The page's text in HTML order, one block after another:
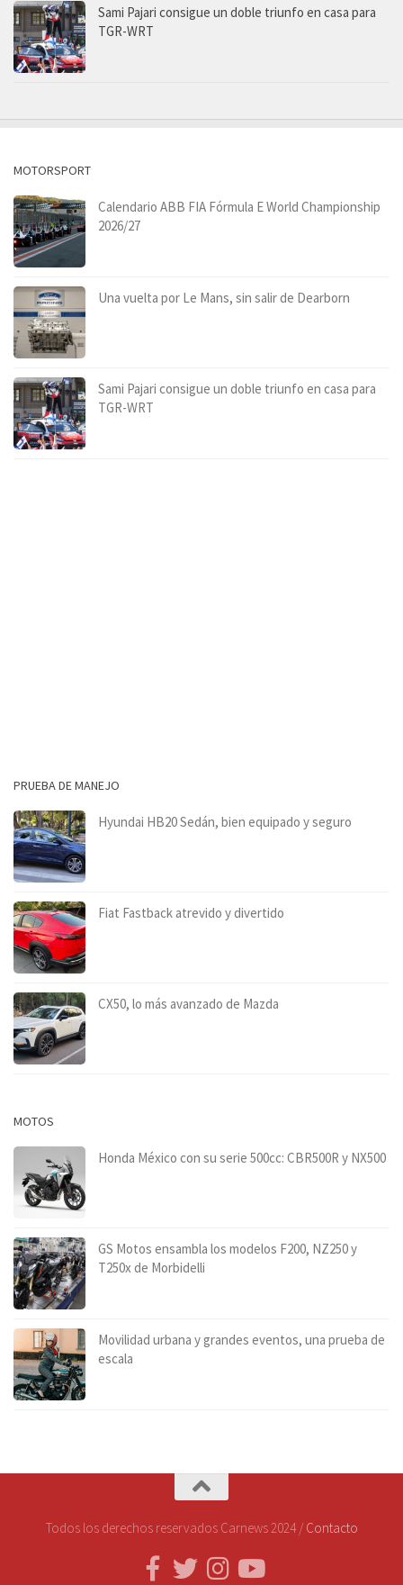
Sami Pajari consigue un doble triunfo en casa para
TGR-WRT
MOTORSPORT
Calendario ABB FIA Fórmula E World Championship
2026/27
Una vuelta por Le Mans, sin salir de Dearborn
Sami Pajari consigue un doble triunfo en casa para
TGR-WRT
PRUEBA DE MANEJO
Hyundai HB20 Sedán, bien equipado y seguro
Fiat Fastback atrevido y divertido
CX50, lo más avanzado de Mazda
MOTOS
Honda México con su serie 500cc: CBR500R y NX500
GS Motos ensambla los modelos F200, NZ250 y
T250x de Morbidelli
Movilidad urbana y grandes eventos, una prueba de
escala
Todos los derechos reservados Carnews 2024 / Contacto